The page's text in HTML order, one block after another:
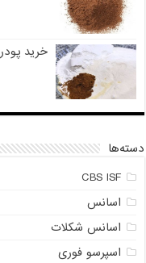
خرید
دسته‌ها
CBS ISF
اسانس
اسانس شکلات
اسپرسو فوری